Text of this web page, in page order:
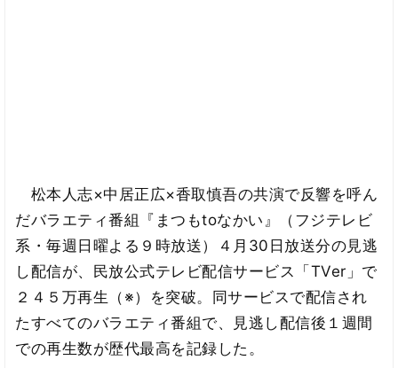
松本人志×中居正広×香取慎吾の共演で反響を呼ん
だバラエティ番組『まつもtoなかい』（フジテレビ
系・毎週日曜よる９時放送）４月30日放送分の見逃
し配信が、民放公式テレビ配信サービス「TVer」で
２４５万再生（※）を突破。同サービスで配信され
たすべてのバラエティ番組で、見逃し配信後１週間
での再生数が歴代最高を記録した。